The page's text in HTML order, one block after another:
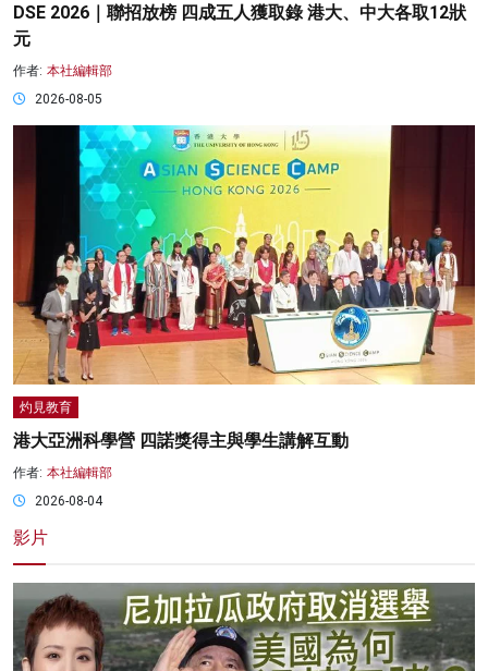
DSE 2026｜聯招放榜 四成五人獲取錄 港大、中大各取12狀
元
作者: 本社編輯部
2026-08-05
灼見教育
港大亞洲科學營 四諾獎得主與學生講解互動
作者: 本社編輯部
2026-08-04
影片